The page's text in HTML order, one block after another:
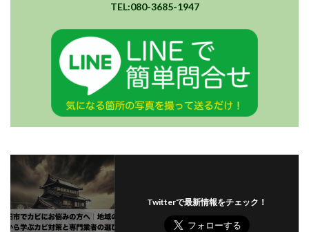
TEL:080-3685-1947
Twitterで最新情報をチェック！